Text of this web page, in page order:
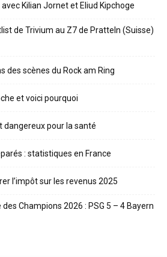
Kilian Jornet et Eliud Kipchoge
de Trivium au Z7 de Pratteln (Suisse)
des scènes du Rock am Ring
et voici pourquoi
dangereux pour la santé
: statistiques en France
l’impôt sur les revenus 2025
Champions 2026 : PSG 5 – 4 Bayern